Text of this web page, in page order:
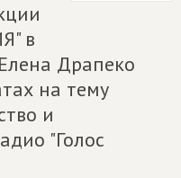
в
Драпеко
на тему
и
"Голос